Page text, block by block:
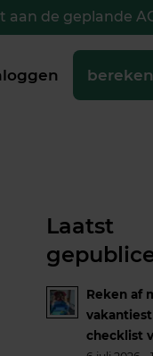
aan de geplande
Laatst
Reken af
checklist